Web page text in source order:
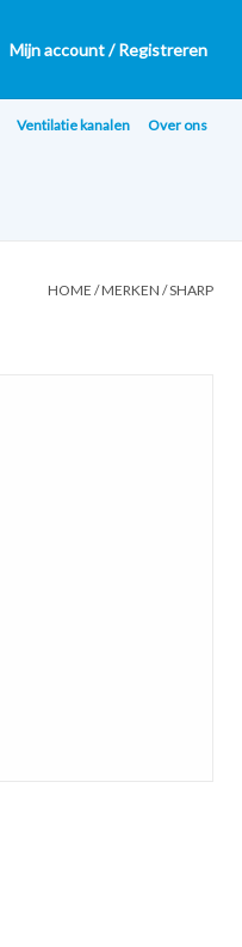
Mijn account / Registreren
Ventilatie kanalen Over ons
HOME /MERKEN /SHARP